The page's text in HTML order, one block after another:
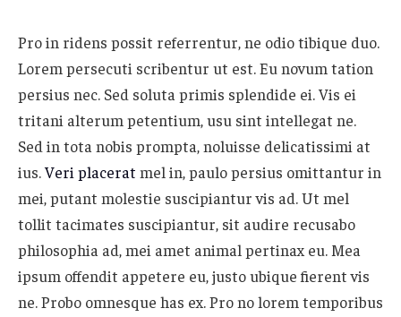
Pro in ridens possit referrentur, ne odio tibique duo.
Lorem persecuti scribentur ut est. Eu novum tation
persius nec. Sed soluta primis splendide ei. Vis ei
tritani alterum petentium, usu sint intellegat ne.
Sed in tota nobis prompta, noluisse delicatissimi at
ius.Veri placerat mel in, paulo persius omittantur in
mei, putant molestie suscipiantur vis ad. Ut mel
tollit tacimates suscipiantur, sit audire recusabo
philosophia ad, mei amet animal pertinax eu. Mea
ipsum offendit appetere eu, justo ubique fierent vis
ne. Probo omnesque has ex. Pro no lorem temporibus